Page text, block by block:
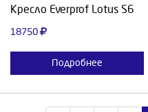
Кресло Everprof Lotus S6
18750
Подробнее